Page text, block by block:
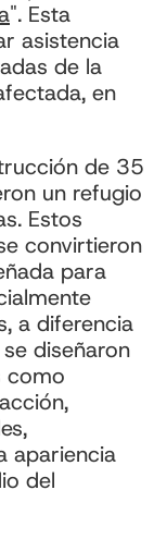
". Esta
asistencia
de la
en
de 35
un refugio
Estos
convirtieron
para
a diferencia
diseñaron
como
apariencia
del